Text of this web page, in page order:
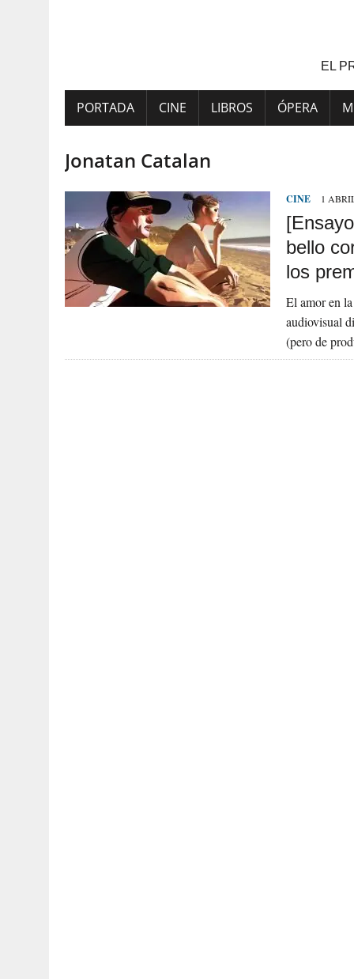
EL
PORTADA CINE LIBROS ÓPERA
Jonatan Catalan
CINE 1
bello
los
El amor en
audiovisual
(pero de